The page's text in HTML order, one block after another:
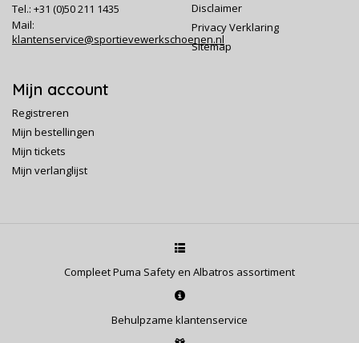
Tel.: +31 (0)50 211 1435
Mail:
klantenservice@sportievewerkschoenen.nl
Disclaimer
Privacy Verklaring
Sitemap
Mijn account
Registreren
Mijn bestellingen
Mijn tickets
Mijn verlanglijst
Compleet Puma Safety en Albatros assortiment
Behulpzame klantenservice